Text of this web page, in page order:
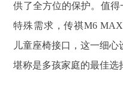
供了全方位的保护。值
特殊需求，传祺M6
儿童座椅接口，这一细心
堪称是多孩家庭的最佳选